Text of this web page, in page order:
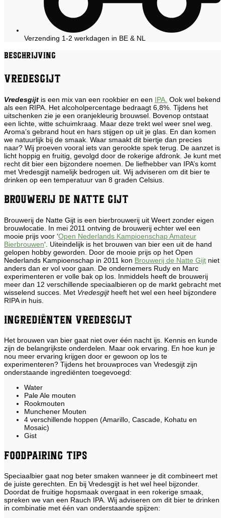
Verzending 1-2 werkdagen in BE & NL
Beschrijving
Vredesgijt
Vredesgijt is een mix van een rookbier en een IPA. Ook wel bekend
als een RIPA. Het alcoholpercentage bedraagt 6,8%. Tijdens het
uitschenken zie je een oranjekleurig brouwsel. Bovenop ontstaat
een lichte, witte schuimkraag. Maar deze trekt wel weer snel weg.
Aroma’s gebrand hout en hars stijgen op uit je glas. En dan komen
we natuurlijk bij de smaak. Waar smaakt dit biertje dan precies
naar? Wij proeven vooral iets van gerookte spek terug. De aanzet is
licht hoppig en fruitig, gevolgd door de rokerige afdronk. Je kunt met
recht dit bier een bijzondere noemen. De liefhebber van IPA’s komt
met Vredesgijt namelijk bedrogen uit. Wij adviseren om dit bier te
drinken op een temperatuur van 8 graden Celsius.
Brouwerij de Natte Gijt
Brouwerij de Natte Gijt is een bierbrouwerij uit Weert zonder eigen
brouwlocatie. In mei 2011 ontving de brouwerij echter wel een
mooie prijs voor ‘Open Nederlands Kampioenschap Amateur
Bierbrouwen‘. Uiteindelijk is het brouwen van bier een uit de hand
gelopen hobby geworden. Door de mooie prijs op het Open
Nederlands Kampioenschap in 2011 kon Brouwerij de Natte Gijt niet
anders dan er vol voor gaan. De ondernemers Rudy en Marc
experimenteren er volle bak op los. Inmiddels heeft de brouwerij
meer dan 12 verschillende speciaalbieren op de markt gebracht met
wisselend succes. Met Vredesgijtheeft het wel een heel bijzondere
RIPA in huis.
Ingrediënten Vredesgijt
Het brouwen van bier gaat niet over één nacht ijs. Kennis en kunde
zijn de belangrijkste onderdelen. Maar ook ervaring. En hoe kun je
nou meer ervaring krijgen door er gewoon op los te
experimenteren? Tijdens het brouwproces van Vredesgijt zijn
onderstaande ingrediënten toegevoegd:
Water
Pale Ale mouten
Rookmouten
Munchener Mouten
4 verschillende hoppen (Amarillo, Cascade, Kohatu en
Mosaic)
Gist
Foodpairing tips
Speciaalbier gaat nog beter smaken wanneer je dit combineert met
de juiste gerechten. En bij Vredesgijt is het wel heel bijzonder.
Doordat de fruitige hopsmaak overgaat in een rokerige smaak,
spreken we van een Rauch IPA. Wij adviseren om dit bier te drinken
in combinatie met één van onderstaande spijzen: